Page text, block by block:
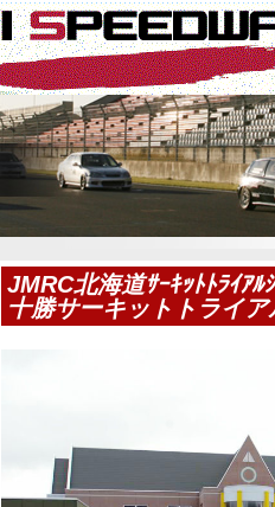
JMRC北海道ｻｰｷｯﾄﾄﾗｲｱﾙ
十勝サーキットトライ